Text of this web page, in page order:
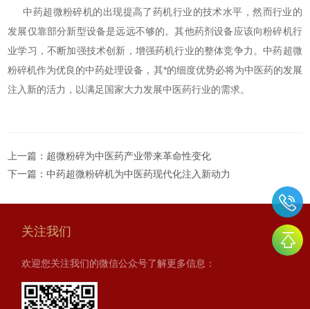
中药超微粉碎机的出现提高了药机行业的技术水平，然而行业的
发展仅靠部分新型设备是远远不够的。其他药剂设备应该向粉碎机行
业学习，不断加强技术创新，增强药机行业的整体竞争力。中药超微
粉碎机作为优良的中药处理设备，其*的细度优势必将为中医药的发展
注入新的活力，以满足国家大力发展中医药行业的需求。
上一篇： 超微粉碎为中医药产业带来革命性变化
下一篇：中药超微粉碎机为中医药现代化注入新动力
关注我们
欢迎您关注我们的微信公众号了解更多信息：